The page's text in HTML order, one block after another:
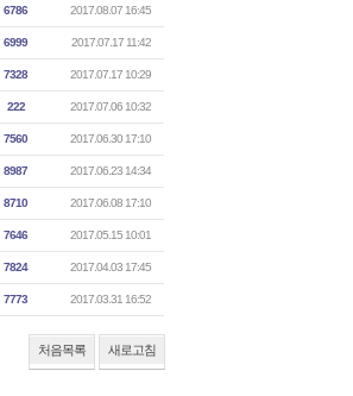
6786 2017.08.07 16:45
6999 2017.07.17 11:42
7328 2017.07.17 10:29
222 2017.07.06 10:32
7560 2017.06.30 17:10
8987 2017.06.23 14:34
8710 2017.06.08 17:10
7646 2017.05.15 10:01
7824 2017.04.03 17:45
7773 2017.03.31 16:52
처음목록 새로고침